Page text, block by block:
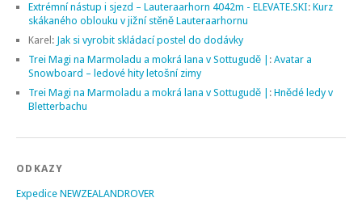
Extrémní nástup i sjezd – Lauteraarhorn 4042m - ELEVATE.SKI: Kurz
skákaného oblouku v jižní stěně Lauteraarhornu
Karel: Jak si vyrobit skládací postel do dodávky
Trei Magi na Marmoladu a mokrá lana v Sottugudě | : Avatar a
Snowboard – ledové hity letošní zimy
Trei Magi na Marmoladu a mokrá lana v Sottugudě | : Hnědé ledy v
Bletterbachu
ODKAZY
Expedice NEWZEALANDROVER